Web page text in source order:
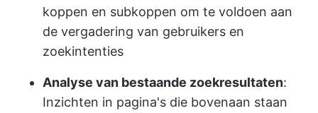
koppen en subkoppen om te voldoen aan
de vergadering van gebruikers en
zoekintenties
Analyse van bestaande zoekresultaten:
Inzichten in pagina's die bovenaan staan